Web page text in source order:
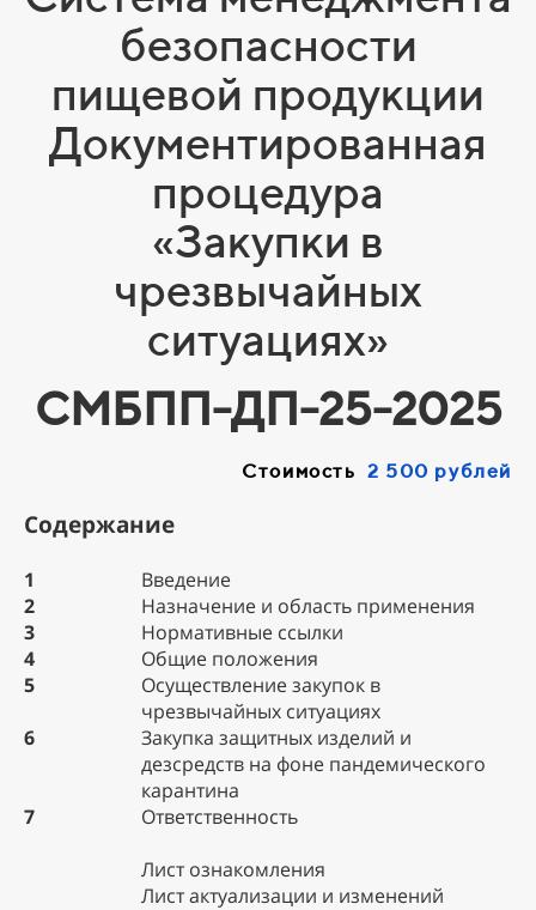
безопасности
пищевой продукции
Документированная
процедура
«Закупки в
чрезвычайных
ситуациях»
СМБПП-ДП-25-2025
Стоимость 2 500 рублей
Содержание
1
Введение
2
Назначение и область применения
3
Нормативные ссылки
4
Общие положения
5
Осуществление закупок в
чрезвычайных ситуациях
6
Закупка защитных изделий и
дезсредств на фоне пандемического
карантина
7
Ответственность
Лист ознакомления
Лист актуализации и изменений